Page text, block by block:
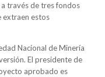
través de tres fondos
extraen estos
Nacional de Minería
El presidente de
aprobado es